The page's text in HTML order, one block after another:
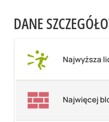
DANE
Najwyższa
Najwięcej